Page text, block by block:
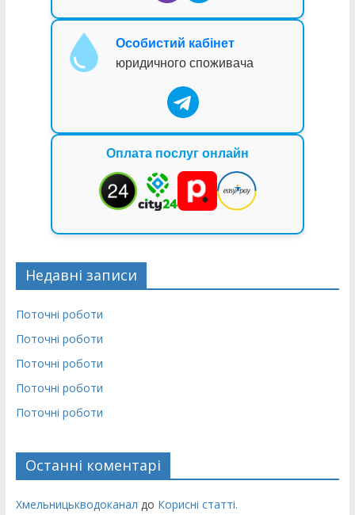
Особистий кабінет
юридичного споживача
Оплата послуг онлайн
Недавні записи
Поточні роботи
Поточні роботи
Поточні роботи
Поточні роботи
Поточні роботи
Останні коментарі
Хмельницькводоканал до Корисні статті.